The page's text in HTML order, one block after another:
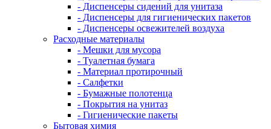
- Диспенсеры сидений для унитаза
- Диспенсеры для гигиенических пакетов
- Диспенсеры освежителей воздуха
Расходные материалы
- Мешки для мусора
- Туалетная бумага
- Материал протирочный
- Салфетки
- Бумажные полотенца
- Покрытия на унитаз
- Гигиенические пакеты
Бытовая химия